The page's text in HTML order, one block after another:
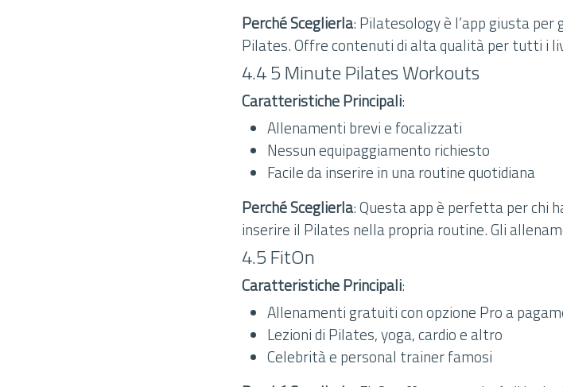
Perché Sceglierla: Pilatesology è l’app giusta
Pilates. Offre contenuti di alta qualità per tutti i
4.4 5 Minute Pilates Workouts
Caratteristiche Principali:
Allenamenti brevi e focalizzati
Nessun equipaggiamento richiesto
Facile da inserire in una routine quotidiana
Perché Sceglierla: Questa app è perfetta per chi
inserire il Pilates nella propria routine. Gli
4.5 FitOn
Caratteristiche Principali:
Allenamenti gratuiti con opzione Pro a
Lezioni di Pilates, yoga, cardio e altro
Celebrità e personal trainer famosi